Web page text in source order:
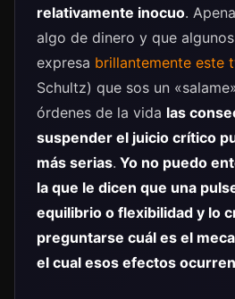
relativamente inocuo.
algo de dinero y que
expresa brillantemente este
Schultz) que sos un
órdenes de la vida las
suspender el juicio crítico
más serias. Yo no puedo
la que le dicen que una
equilibrio o flexibilidad y lo
preguntarse cuál es el
el cual esos efectos